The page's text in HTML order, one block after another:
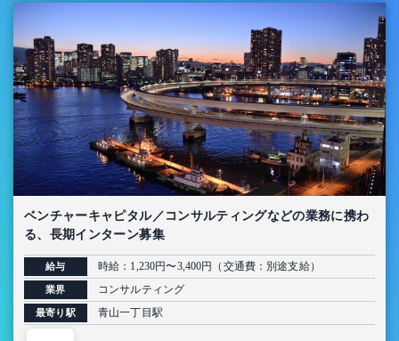
ベンチャーキャピタル／コンサルティングなどの業務に携わ
る、長期インターン募集
給与 時給：1,230円〜3,400円（交通費：別途支給）
業界 コンサルティング
最寄り駅 青山一丁目駅